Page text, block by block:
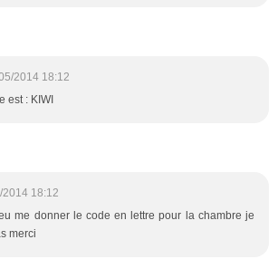
2014 18:12
est : KIWI
2014 18:12
me donner le code en lettre pour la chambre je
merci